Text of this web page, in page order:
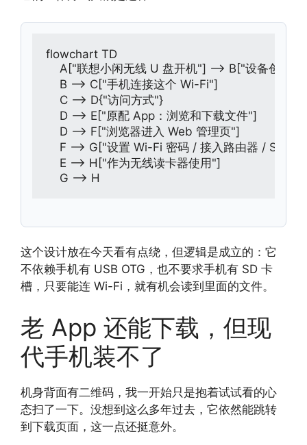
flowchart TD
A["联想小闲无线 U 盘开机"] --> B["设备创建
    B --> C["手机连接这个 Wi-Fi"]
    C --> D{"访问方式"}
    D --> E["原配 App：浏览和下载文件"]
    D --> F["浏览器进入 Web 管理页"]
F --> G["设置 Wi-Fi 密码 / 接入路由器 / SMB
    E --> H["作为无线读卡器使用"]
    G --> H
这个设计放在今天看有点绕，但逻辑是成立的：它
不依赖手机有 USB OTG，也不要求手机有 SD 卡
槽，只要能连 Wi-Fi，就有机会读到里面的文件。
老 App 还能下载，但现
代手机装不了
机身背面有二维码，我一开始只是抱着试试看的心
态扫了一下。没想到这么多年过去，它依然能跳转
到下载页面，这一点还挺意外。